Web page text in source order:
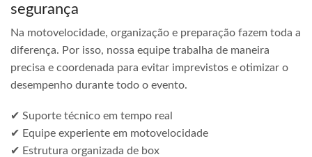
segurança
Na motovelocidade, organização e preparação fazem toda a
diferença. Por isso, nossa equipe trabalha de maneira
precisa e coordenada para evitar imprevistos e otimizar o
desempenho durante todo o evento.
✔ Suporte técnico em tempo real
✔ Equipe experiente em motovelocidade
✔ Estrutura organizada de box